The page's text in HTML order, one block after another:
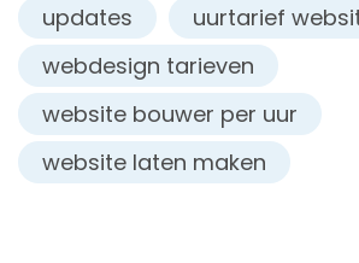
updates
uurtarief
webdesign tarieven
website bouwer per uur
website laten maken